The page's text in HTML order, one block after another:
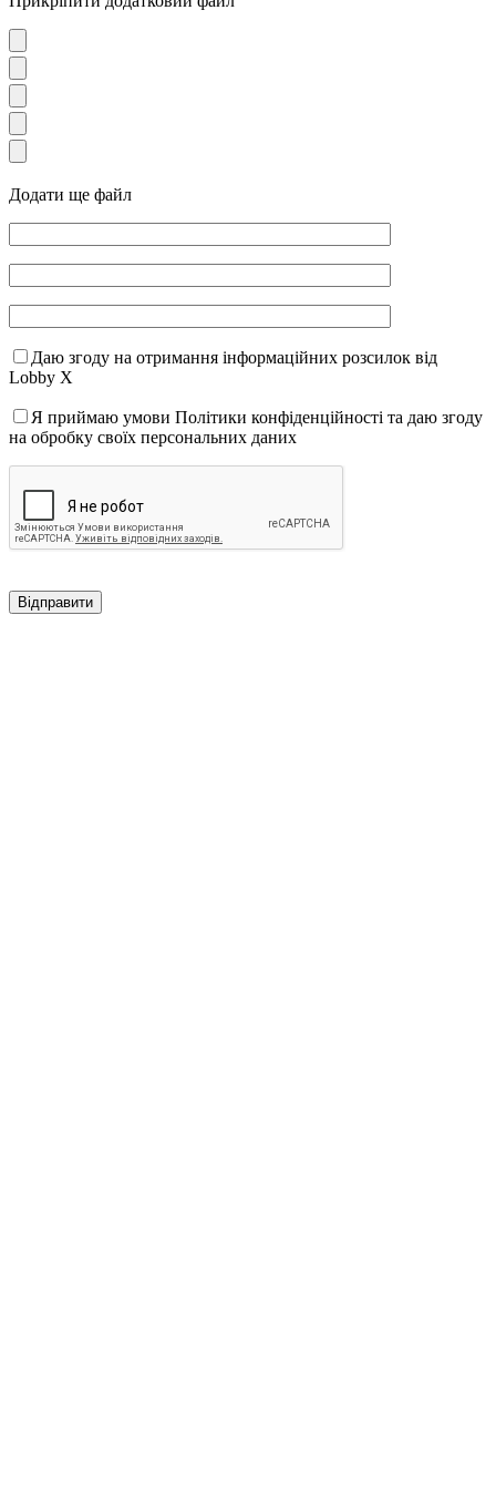
Додати ще файл
Даю згоду на отримання інформаційних розсилок від
Lobby X
Я приймаю умови Політики конфіденційності та даю згоду
на обробку своїх персональних даних